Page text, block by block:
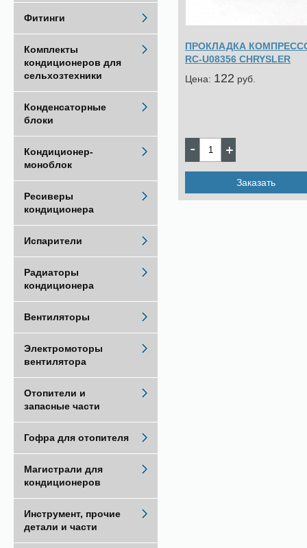
ПРОКЛАДКА
RC-U08356 CHRYSLER
Цена: 122 pуб.
Заказать
Фитинги
Комплекты
кондиционеров для
сельхозтехники
Конденсаторные
блоки
Кондиционер-
моноблок
Ресиверы
кондиционера
Испарители
Радиаторы
кондиционера
Вентиляторы
Электромоторы
вентилятора
Отопители и
запасные части
Гофра для отопителя
Магистрали для
кондиционеров
Инструмент, прочие
детали и части